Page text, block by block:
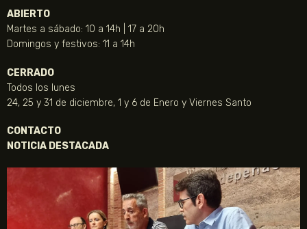
ABIERTO
Martes a sábado: 10 a 14h | 17 a 20h
Domingos y festivos: 11 a 14h
CERRADO
Todos los lunes
24, 25 y 31 de diciembre, 1 y 6 de Enero y Viernes Santo
CONTACTO
NOTICIA DESTACADA